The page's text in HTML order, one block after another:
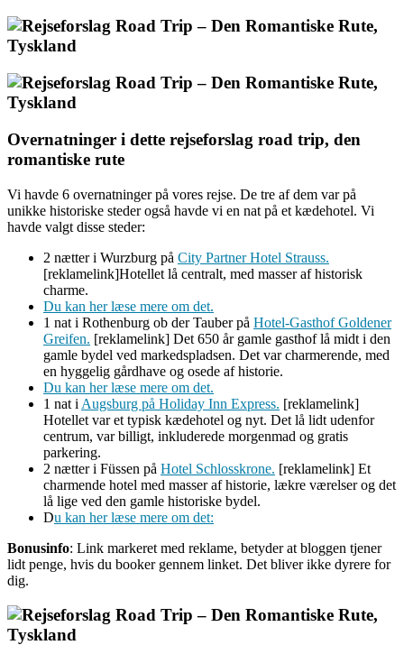
Overnatninger i dette rejseforslag road trip, den
romantiske rute
Vi havde 6 overnatninger på vores rejse. De tre af dem var på
unikke historiske steder også havde vi en nat på et kædehotel. Vi
havde valgt disse steder:
2 nætter i Wurzburg på City Partner Hotel Strauss.
[reklamelink]Hotellet lå centralt, med masser af historisk
charme.
Du kan her læse mere om det.
1 nat i Rothenburg ob der Tauber på Hotel-Gasthof Goldener
Greifen. [reklamelink] Det 650 år gamle gasthof lå midt i den
gamle bydel ved markedspladsen. Det var charmerende, med
en hyggelig gårdhave og osede af historie.
Du kan her læse mere om det.
1 nat i Augsburg på Holiday Inn Express. [reklamelink]
Hotellet var et typisk kædehotel og nyt. Det lå lidt udenfor
centrum, var billigt, inkluderede morgenmad og gratis
parkering.
2 nætter i Füssen på Hotel Schlosskrone. [reklamelink] Et
charmende hotel med masser af historie, lækre værelser og det
lå lige ved den gamle historiske bydel.
Du kan her læse mere om det:
Bonusinfo: Link markeret med reklame, betyder at bloggen tjener
lidt penge, hvis du booker gennem linket. Det bliver ikke dyrere for
dig.